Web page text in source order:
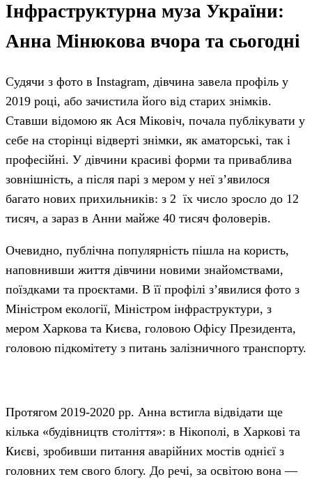
Інфраструктурна муза України:
Анна Мінюкова вчора та сьогодні
Судячи з фото в Instagram, дівчина завела профіль у
2019 році, або зачистила його від старих знімків.
Ставши відомою як Ася Міковіч, почала публікувати у
себе на сторінці відверті знімки, як аматорські, так і
професійні. У дівчини красиві форми та приваблива
зовнішність, а після парі з мером у неї з’явилося
багато нових прихильників: з 2 їх число зросло до 12
тисяч, а зараз в Анни майже 40 тисяч фоловерів.
Очевидно, публічна популярність пішла на користь,
наповнивши життя дівчини новими знайомствами,
поїздками та проєктами. В її профілі з’явилися фото з
Міністром екології, Міністром інфраструктури, з
мером Харкова та Києва, головою Офісу Президента,
головою підкомітету з питань залізничного транспорту.
Протягом 2019-2020 рр. Анна встигла відвідати ще
кілька «будівництв століття»: в Нікополі, в Харкові та
Києві, зробивши питання аварійних мостів однієї з
головних тем свого блогу. До речі, за освітою вона —